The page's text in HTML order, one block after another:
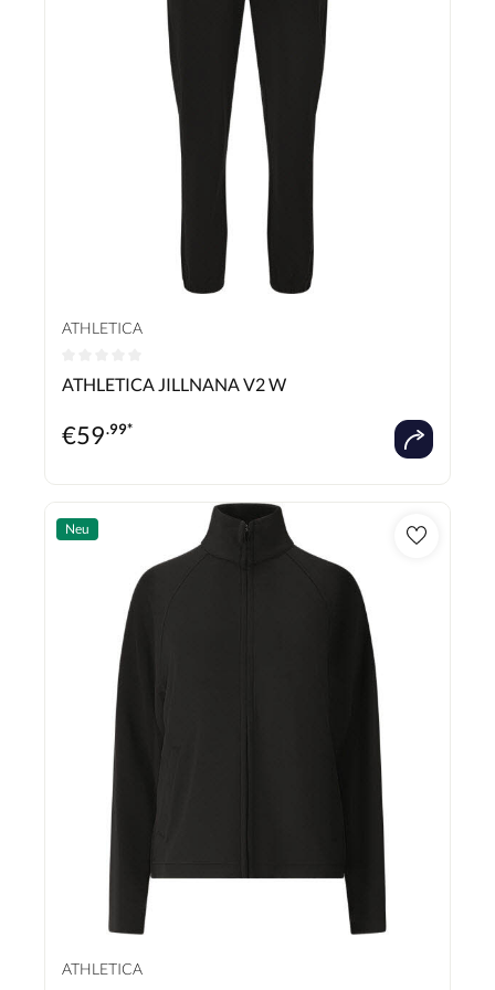
ATHLETICA
Durchschnittliche Bewertung von 0 von 5 Sternen
ATHLETICA JILLNANA V2 W
€59.99*
Neu
ATHLETICA